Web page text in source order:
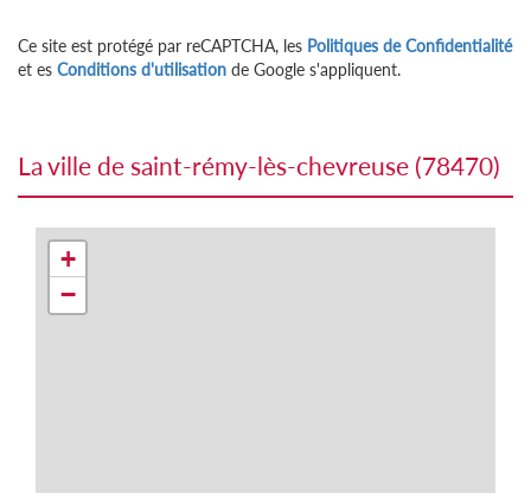
Ce site est protégé par reCAPTCHA, les Politiques de Confidentialité
et es Conditions d'utilisation de Google s'appliquent.
la ville de saint-rémy-lès-chevreuse (78470)
+
−